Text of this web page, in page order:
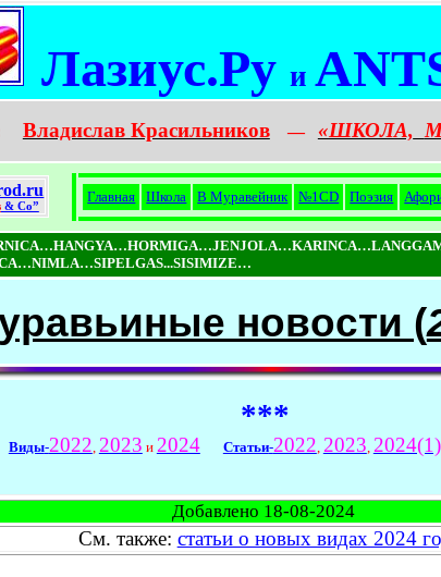
Лазиус.Руи
Владислав Красильников — «ШКОЛА,
& Co”
Главная Школа В Муравейник №1CD Поэзия
новости (
***
Виды-2022, 2023 и 2024 Статьи-2022, 2023, 2024(1)
Добавлено 18-08-2024
См. также: статьи о новых видах 2024